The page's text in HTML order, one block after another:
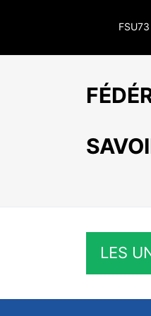
FSU73
LES